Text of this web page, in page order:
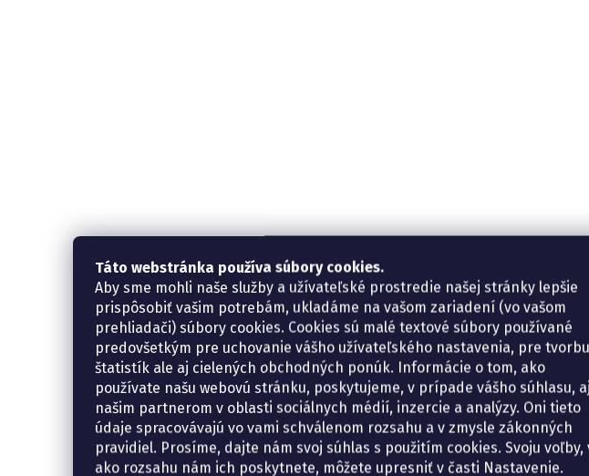
Táto webstránka používa súbory cookies.
Aby sme mohli naše služby a užívateľské prostredie našej stránky lepšie
prispôsobiť vašim potrebám, ukladáme na vašom zariadení (vo vašom
prehliadači) súbory cookies. Cookies sú malé textové súbory používané
predovšetkým pre uchovanie vášho užívateľského nastavenia, pre tvorbu
štatistík ale aj cielených obchodných ponúk. Informácie o tom, ako
používate našu webovú stránku, poskytujeme, v prípade vášho súhlasu, aj
našim partnerom v oblasti sociálnych médií, inzercie a analýzy. Oni tieto
údaje spracovávajú vo vami schválenom rozsahu a v zmysle zákonných
pravidiel. Prosíme, dajte nám svoj súhlas s použitím cookies. Svoju voľby,
ako rozsahu nám ich poskytnete, môžete upresniť v časti Nastavenie.